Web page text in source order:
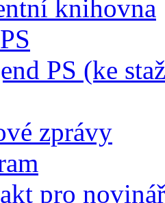
knihovna
PS (ke
zprávy
pro